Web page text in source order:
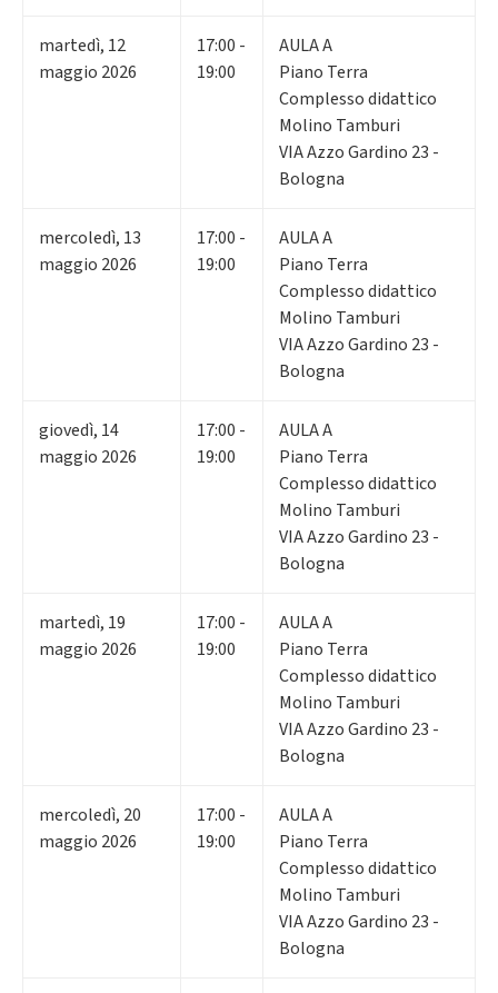
martedì, 12
maggio 2026
17:00 -
19:00
AULA A
Piano Terra
Complesso didattico
Molino Tamburi
VIA Azzo Gardino 23 -
Bologna
mercoledì, 13
maggio 2026
17:00 -
19:00
AULA A
Piano Terra
Complesso didattico
Molino Tamburi
VIA Azzo Gardino 23 -
Bologna
giovedì, 14
maggio 2026
17:00 -
19:00
AULA A
Piano Terra
Complesso didattico
Molino Tamburi
VIA Azzo Gardino 23 -
Bologna
martedì, 19
maggio 2026
17:00 -
19:00
AULA A
Piano Terra
Complesso didattico
Molino Tamburi
VIA Azzo Gardino 23 -
Bologna
mercoledì, 20
maggio 2026
17:00 -
19:00
AULA A
Piano Terra
Complesso didattico
Molino Tamburi
VIA Azzo Gardino 23 -
Bologna